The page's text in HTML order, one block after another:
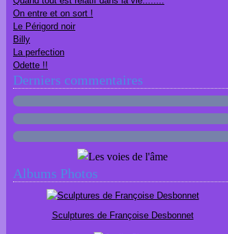
On entre et on sort !
Le Périgord noir
Billy
La perfection
Odette !!
Derniers commentaires
Albums Photos
Sculptures de Françoise Desbonnet